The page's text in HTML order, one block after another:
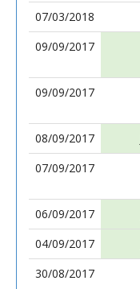
07/03/2018
09/09/2017
09/09/2017
08/09/2017
07/09/2017
06/09/2017
04/09/2017
30/08/2017